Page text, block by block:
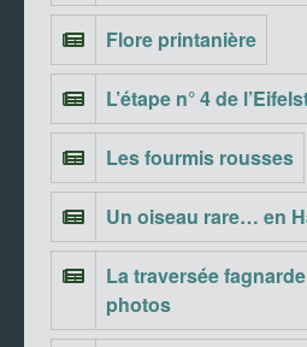
Flore printanière
L’étape n° 4 de
Les fourmis rousses
Un oiseau rare… en
La traversée
photos